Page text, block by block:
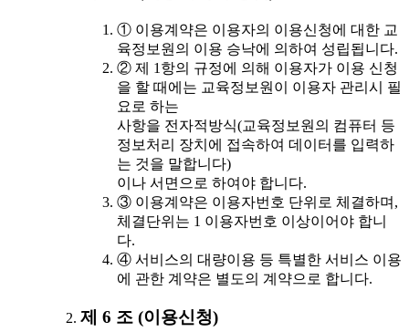
① 이용계약은 이용자의 이용신청에 대한 교
육정보원의 이용 승낙에 의하여 성립됩니다.
② 제 1항의 규정에 의해 이용자가 이용 신청
을 할 때에는 교육정보원이 이용자 관리시 필
요로 하는
사항을 전자적방식(교육정보원의 컴퓨터 등
정보처리 장치에 접속하여 데이터를 입력하
는 것을 말합니다)
이나 서면으로 하여야 합니다.
③ 이용계약은 이용자번호 단위로 체결하며,
체결단위는 1 이용자번호 이상이어야 합니
다.
④ 서비스의 대량이용 등 특별한 서비스 이용
에 관한 계약은 별도의 계약으로 합니다.
제 6 조 (이용신청)